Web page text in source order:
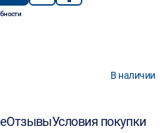
В наличии
ОтзывыУсловия покупки